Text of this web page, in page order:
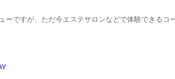
ーですが、ただ今エステサロンなどで体験できるコ